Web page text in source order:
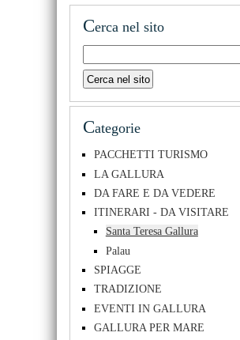
Cerca nel sito
Categorie
PACCHETTI TURISMO
LA GALLURA
DA FARE E DA VEDERE
ITINERARI - DA VISITARE
Santa Teresa Gallura
Palau
SPIAGGE
TRADIZIONE
EVENTI IN GALLURA
GALLURA PER MARE